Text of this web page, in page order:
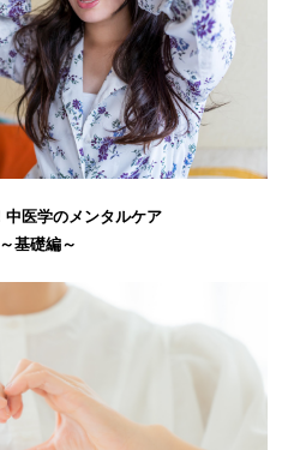
中医学のメンタルケア
～基礎編～